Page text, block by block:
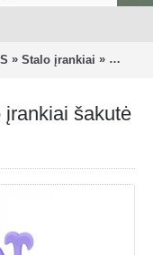
» Stalo įrankiai »
šakutė